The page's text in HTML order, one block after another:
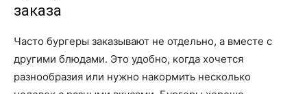
заказа
Часто бургеры заказывают не отдельно, а вместе с
другими блюдами. Это удобно, когда хочется
разнообразия или нужно накормить несколько